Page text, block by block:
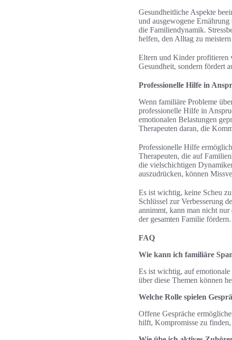
Gesundheitliche Aspekte
und ausgewogene
die Familiendynamik.
helfen, den Alltag zu
Eltern und Kinder profitieren
Gesundheit, sondern fördert
Professionelle Hilfe in
Wenn familiäre Probleme
professionelle Hilfe in
emotionalen Belastungen
Therapeuten daran, die
Professionelle Hilfe
Therapeuten, die auf
die vielschichtigen
auszudrücken, können
Es ist wichtig, keine Scheu
Schlüssel zur Verbesserung
annimmt, kann man nicht
der gesamten Familie fördern.
FAQ
Wie kann ich familiäre
Es ist wichtig, auf
über diese Themen können
Welche Rolle spielen
Offene Gespräche
hilft, Kompromisse zu